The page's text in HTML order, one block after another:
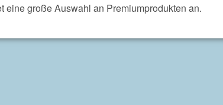
eine große Auswahl an Premiumprodukten an.